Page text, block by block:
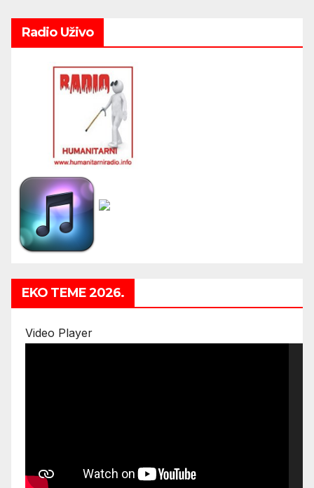
Radio Uživo
EKO TEME 2026.
Video Player